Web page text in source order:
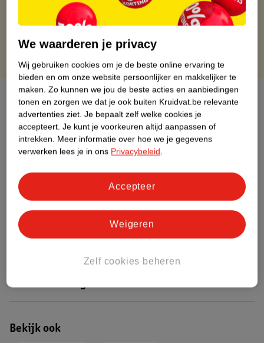
Gratis retourneren binnen 30 dagen
Gratis punten met je Kruidvat kaart
Over dit product
Productinformatie
Etiketinformatie
Nature Impact Score
Dit product heeft (nog) geen Nature
Impact Score.
Meer informatie
Bestel & Bezorginformatie
Bekijk ook
We waarderen je privacy
Wij gebruiken cookies om je de beste online ervaring te
bieden en om onze website persoonlijker en makkelijker te
maken. Zo kunnen we jou de beste acties en aanbiedingen
tonen en zorgen we dat je ook buiten Kruidvat.be relevante
advertenties ziet. Je bepaalt zelf welke cookies je
accepteert. Je kunt je voorkeuren altijd aanpassen of
intrekken. Meer informatie over hoe we je gegevens
verwerken lees je in ons Privacybeleid.
Zelf cookies beheren
Weigeren
Accepteer